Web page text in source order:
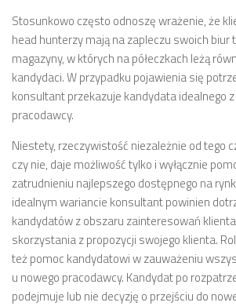
Stosunkowo często odnoszę wrażenie, że
head hunterzy mają na zapleczu swoich biur
magazyny, w których na półeczkach leżą
kandydaci. W przypadku pojawienia się
konsultant przekazuje kandydata idealnego
pracodawcy.
Niestety, rzeczywistość niezależnie od tego
czy nie, daje możliwość tylko i wyłącznie
zatrudnieniu najlepszego dostępnego na
idealnym wariancie konsultant powinien
kandydatów z obszaru zainteresowań
skorzystania z propozycji swojego klienta.
też pomoc kandydatowi w zauważeniu
u nowego pracodawcy. Kandydat po
podejmuje lub nie decyzję o przejściu do